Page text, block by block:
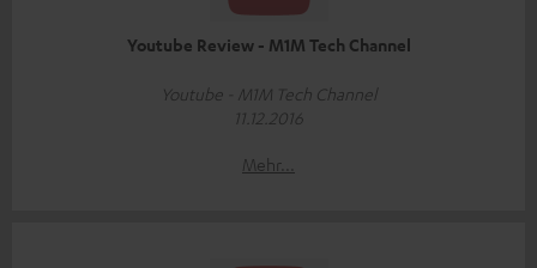
Youtube Review - M1M Tech Channel
Youtube - M1M Tech Channel
11.12.2016
Mehr...